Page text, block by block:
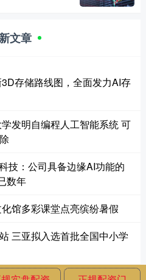
文章
存储路线图，全面发力AI存
发明自编程人工智能系统 可
技：公司具备边缘AI功能的
数年
馆多彩课堂点亮缤纷暑假
三亚拟入选首批全国中小学